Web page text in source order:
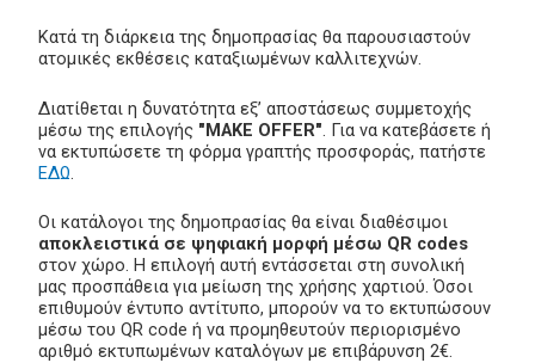
Κατά τη διάρκεια της δημοπρασίας θα παρουσιαστούν
ατομικές εκθέσεις καταξιωμένων καλλιτεχνών.
Διατίθεται η δυνατότητα εξ’ αποστάσεως συμμετοχής
μέσω της επιλογής "MAKE OFFER" . Για να κατεβάσετε ή
να εκτυπώσετε τη φόρμα γραπτής προσφοράς, πατήστε
ΕΔΩ
Οι κατάλογοι της δημοπρασίας θα είναι διαθέσιμοι
αποκλειστικά σε ψηφιακή μορφή μέσω QR codes
στον χώρο. Η επιλογή αυτή εντάσσεται στη συνολική
μας προσπάθεια για μείωση της χρήσης χαρτιού. Όσοι
επιθυμούν έντυπο αντίτυπο, μπορούν να το εκτυπώσουν
μέσω του QR code ή να προμηθευτούν περιορισμένο
αριθμό εκτυπωμένων καταλόγων με επιβάρυνση 2€.